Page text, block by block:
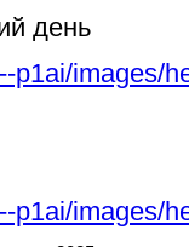
день
p1ai/images/
p1ai/images/